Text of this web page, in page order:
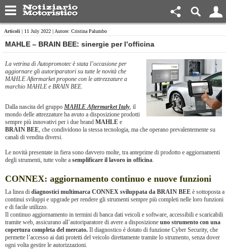
Articoli | 11 July 2022 | Autore: Cristina Palumbo
​MAHLE – BRAIN BEE: sinergie per l’officina
La vetrina di Autopromotec è stata l’occasione per
aggiornare gli autoriparatori su tutte le novità che
MAHLE Aftermarket propone con le attrezzature a
marchio MAHLE e BRAIN BEE.
Dalla nascita del gruppo MAHLE Aftermarket Italy, il
mondo delle attrezzature ha avuto a disposizione prodotti
sempre più innovativi per i due brand MAHLE e
BRAIN BEE, che condividono la stessa tecnologia, ma che operano prevalentemente su
canali di vendita diversi.
Le novità presentate in fiera sono davvero molte, tra anteprime di prodotto e aggiornamenti
degli strumenti, tutte volte a semplificare il lavoro in officina.
CONNEX: aggiornamento continuo e nuove funzioni
La linea di diagnostici multimarca CONNEX sviluppata da BRAIN BEE è sottoposta a
continui sviluppi e upgrade per rendere gli strumenti sempre più completi nelle loro funzioni
e di facile utilizzo.
Il continuo aggiornamento in termini di banca dati veicoli e software, accessibili e scaricabili
tramite web, assicurano all’autoriparatore di avere a disposizione uno strumento con una
copertura completa del mercato. Il diagnostico è dotato di funzione Cyber Security, che
permette l’accesso ai dati protetti del veicolo direttamente tramite lo strumento, senza dover
ogni volta gestire le autorizzazioni.